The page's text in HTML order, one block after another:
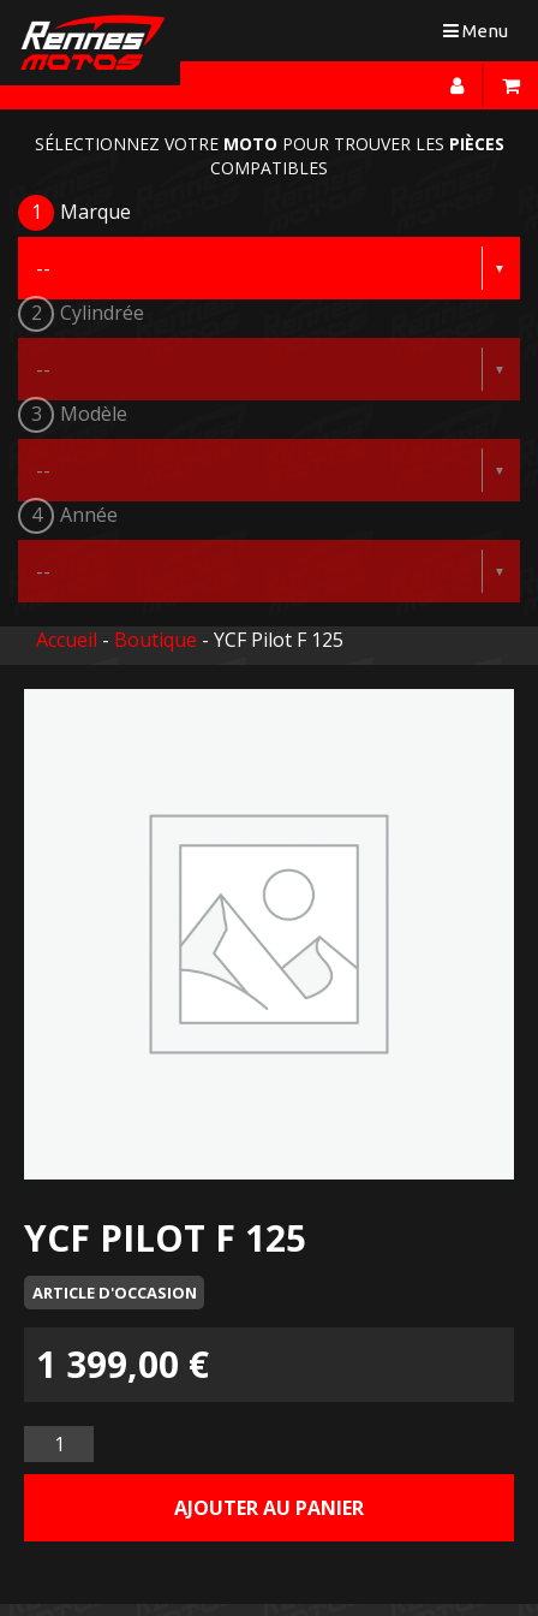
Toggle
Menu
SÉLECTIONNEZ VOTRE MOTO POUR TROUVER LES PIÈCES
COMPATIBLES
1 Marque
2 Cylindrée
3 Modèle
4 Année
Accueil - Boutique - YCF Pilot F 125
YCF PILOT F 125
ARTICLE D'OCCASION
1 399,00 €
Quantité
AJOUTER AU PANIER